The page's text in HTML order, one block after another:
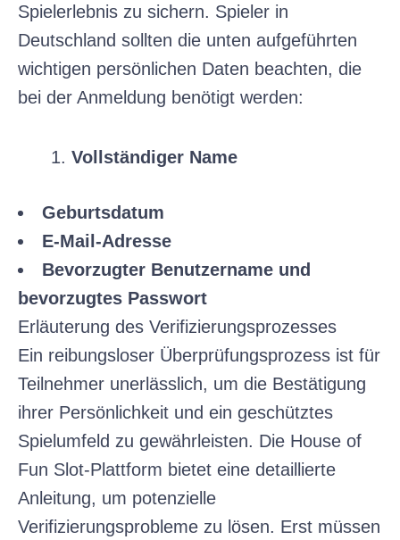
Spielerlebnis zu sichern. Spieler in
Deutschland sollten die unten aufgeführten
wichtigen persönlichen Daten beachten, die
bei der Anmeldung benötigt werden:
Vollständiger Name
Geburtsdatum
E-Mail-Adresse
Bevorzugter Benutzername und
bevorzugtes Passwort
Erläuterung des Verifizierungsprozesses
Ein reibungsloser Überprüfungsprozess ist für
Teilnehmer unerlässlich, um die Bestätigung
ihrer Persönlichkeit und ein geschütztes
Spielumfeld zu gewährleisten. Die House of
Fun Slot-Plattform bietet eine detaillierte
Anleitung, um potenzielle
Verifizierungsprobleme zu lösen. Erst müssen